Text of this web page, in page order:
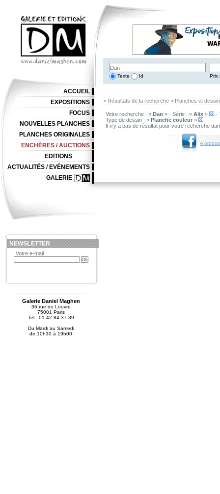
Texte Id Prix
> Résultats de la recherche > Planches et
Votre recherche : « Dan » - Série : « Alix »
-
Type de dessin : « Planche couleur »
Il n'y a pas de résultat pour votre recherche
A
ACCUEIL
EXPOSITIONS
FOCUS
NOUVELLES PLANCHES
PLANCHES ORIGINALES
ENCHÈRES / AUCTIONS
EDITIONS
ACTUALITÉS / EVÉNEMENTS
GALERIE
NEWSLETTER
Votre e-mail :
Galerie Daniel Maghen
36 rue du Louvre
75001 Paris
Tel.: 01 42 84 37 39
Du Mardi au Samedi
de 10h30 à 19h00